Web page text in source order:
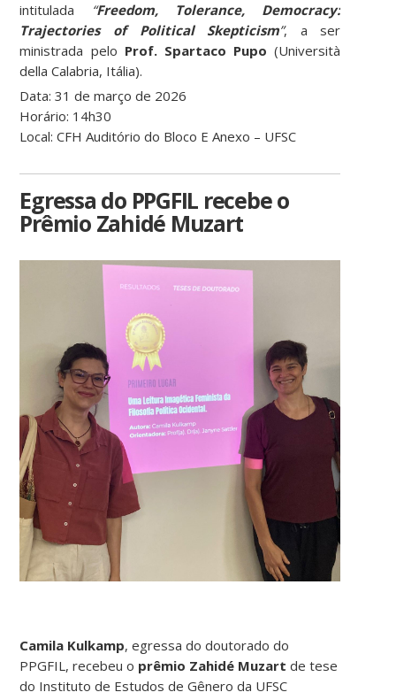
intitulada
“Freedom, Tolerance, Democracy:
Trajectories of Political Skepticism”, a ser
ministrada pelo Prof. Spartaco Pupo (Università
della Calabria, Itália).
Data: 31 de março de 2026
Horário: 14h30
Local: CFH Auditório do Bloco E Anexo – UFSC
Egressa do PPGFIL recebe o
Prêmio Zahidé Muzart
Camila Kulkamp, egressa do doutorado do
PPGFIL, recebeu o prêmio Zahidé Muzart de tese
do Instituto de Estudos de Gênero da UFSC